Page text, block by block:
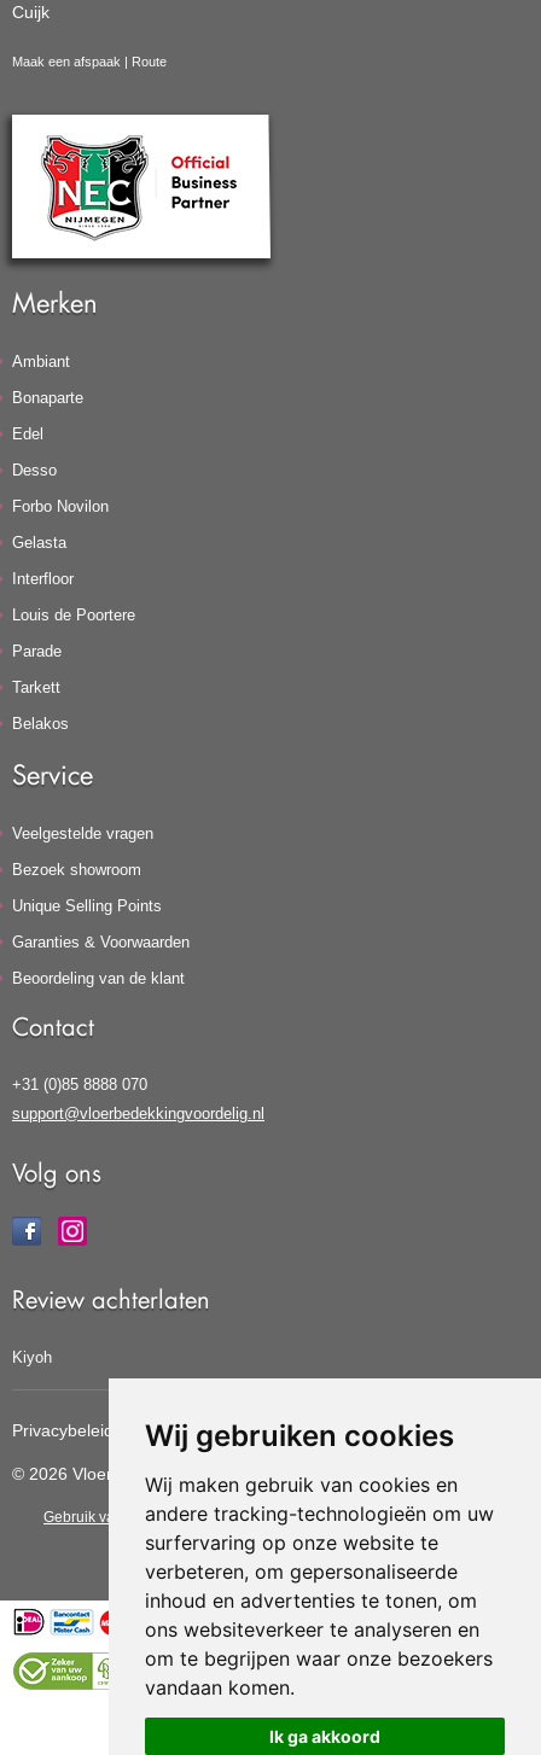
Wij gebruiken cookies
Wij maken gebruik van cookies en
andere tracking-technologieën om uw
surfervaring op onze website te
verbeteren, om gepersonaliseerde
inhoud en advertenties te tonen, om
ons websiteverkeer te analyseren en
om te begrijpen waar onze bezoekers
vandaan komen.
Ik ga akkoord
Cuijk
Maak een afspaak Route
Merken
Ambiant
Bonaparte
Edel
Desso
Forbo Novilon
Gelasta
Interfloor
Louis de Poortere
Parade
Tarkett
Belakos
Service
Veelgestelde vragen
Bezoek showroom
Unique Selling Points
Garanties & Voorwaarden
Beoordeling van de klant
Contact
+31 (0)85 8888 070
support@vloerbedekkingvoordelig.nl
Volg ons
Review achterlaten
Kiyoh
Privacybeleid Cookiebeleid Update cookies voorkeuren
© 2026 Vloerbedekkingvoordelig
Gebruik van deze site betekent dat u dealgemene voorwaarden van CBW
erkende woonwinkels accepteert.
Vloerenvoordelig.nl is een onderdeel van